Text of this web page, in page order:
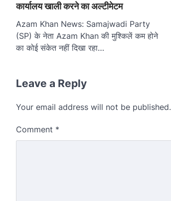
कार्यालय खाली करने का अल्टीमेटम
Azam Khan News: Samajwadi Party
(SP) के नेता Azam Khan की मुश्किलें कम होने
का कोई संकेत नहीं दिखा रहा…
Leave a Reply
Your email address will not be published.
Comment *